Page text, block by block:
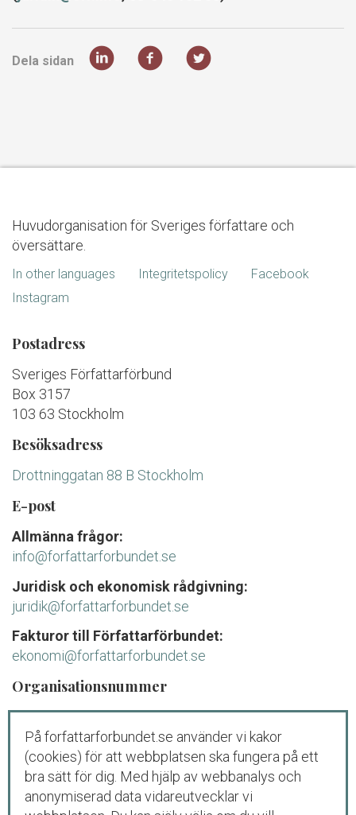
Dela sidan
Huvudorganisation för Sveriges författare och
översättare.
In other languages Integritetspolicy
Facebook
Instagram
Postadress
Sveriges Författarförbund
Box 3157
103 63 Stockholm
Besöksadress
Drottninggatan 88 B Stockholm
E-post
Allmänna frågor:
info@forfattarforbundet.se
Juridisk och ekonomisk rådgivning:
juridik@forfattarforbundet.se
Fakturor till Författarförbundet:
ekonomi@forfattarforbundet.se
Organisationsnummer
802004-7687
Telefon
Växeln:08-545 132 00
Tisdag-fredag: 09.00-11.00
På forfattarforbundet.se använder vi kakor
(cookies) för att webbplatsen ska fungera på ett
bra sätt för dig. Med hjälp av webbanalys och
anonymiserad data vidareutvecklar vi